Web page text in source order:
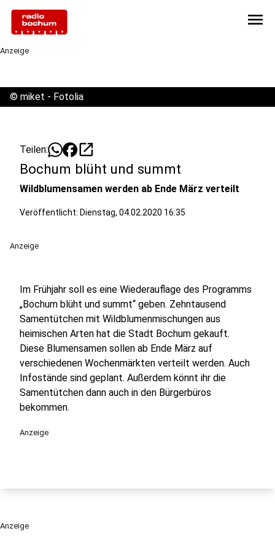
menu
Anzeige
© miket - Fotolia
Teilen: open_in_new
Bochum blüht und summt
Wildblumensamen werden ab Ende März verteilt
Veröffentlicht: Dienstag, 04.02.2020 16:35
Anzeige
Im Frühjahr soll es eine Wiederauflage des Programms
„Bochum blüht und summt“ geben. Zehntausend
Samentütchen mit Wildblumenmischungen aus
heimischen Arten hat die Stadt Bochum gekauft.
Diese Blumensamen sollen ab Ende März auf
verschiedenen Wochenmärkten verteilt werden. Auch
Infostände sind geplant. Außerdem könnt ihr die
Samentütchen dann auch in den Bürgerbüros
bekommen.
Anzeige
Anzeige